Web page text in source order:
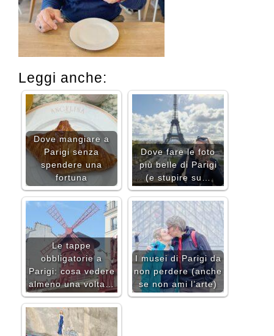
Leggi anche:
Dove mangiare a
Parigi senza
spendere una
fortuna
Dove fare le foto
più belle di Parigi
(e stupire su…
Le tappe
obbligatorie a
Parigi: cosa vedere
almeno una volta…
I musei di Parigi da
non perdere (anche
se non ami l’arte)